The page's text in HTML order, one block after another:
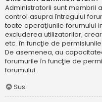
Administratorii sunt membrii
control asupra întregului
toate operaţiunile forumului
excluderea utilizatorilor,
etc. în funcţie de
De asemenea, au
forumurile în funcţie de
forumului.
Sus